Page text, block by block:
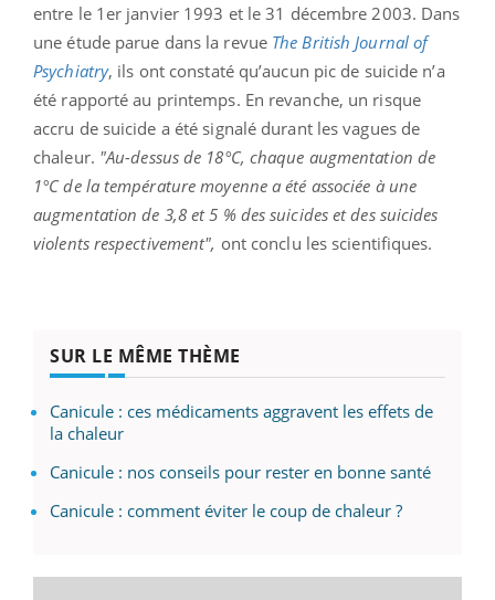
entre le 1er janvier 1993 et le 31 décembre 2003. Dans
une étude parue dans la revue The British Journal of
Psychiatry, ils ont constaté qu’aucun pic de suicide n’a
été rapporté au printemps. En revanche, un risque
accru de suicide a été signalé durant les vagues de
chaleur. "Au-dessus de 18°C, chaque augmentation de
1°C de la température moyenne a été associée à une
augmentation de 3,8 et 5 % des suicides et des suicides
violents respectivement", ont conclu les scientifiques.
SUR LE MÊME THÈME
Canicule : ces médicaments aggravent les effets de
la chaleur
Canicule : nos conseils pour rester en bonne santé
Canicule : comment éviter le coup de chaleur ?